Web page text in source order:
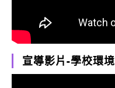
宣導影片-學校環境